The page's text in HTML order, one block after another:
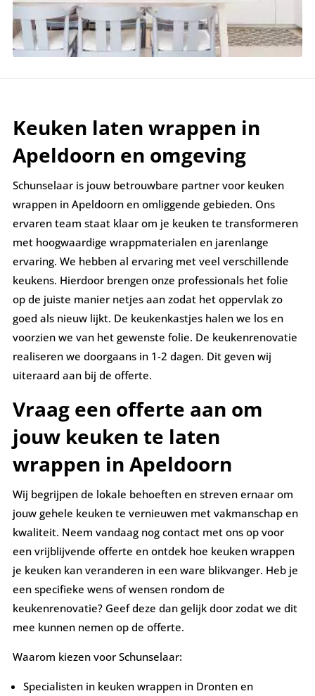
Keuken laten wrappen in
Apeldoorn en omgeving
Schunselaar is jouw betrouwbare partner voor keuken
wrappen in Apeldoorn en omliggende gebieden. Ons
ervaren team staat klaar om je keuken te transformeren
met hoogwaardige wrappmaterialen en jarenlange
ervaring. We hebben al ervaring met veel verschillende
keukens. Hierdoor brengen onze professionals het folie
op de juiste manier netjes aan zodat het oppervlak zo
goed als nieuw lijkt. De keukenkastjes halen we los en
voorzien we van het gewenste folie. De keukenrenovatie
realiseren we doorgaans in 1-2 dagen. Dit geven wij
uiteraard aan bij de offerte.
Vraag een offerte aan om
jouw keuken te laten
wrappen in Apeldoorn
Wij begrijpen de lokale behoeften en streven ernaar om
jouw gehele keuken te vernieuwen met vakmanschap en
kwaliteit. Neem vandaag nog contact met ons op voor
een vrijblijvende offerte en ontdek hoe keuken wrappen
je keuken kan veranderen in een ware blikvanger. Heb je
een specifieke wens of wensen rondom de
keukenrenovatie? Geef deze dan gelijk door zodat we dit
mee kunnen nemen op de offerte.
Waarom kiezen voor Schunselaar:
Specialisten in keuken wrappen in Dronten en